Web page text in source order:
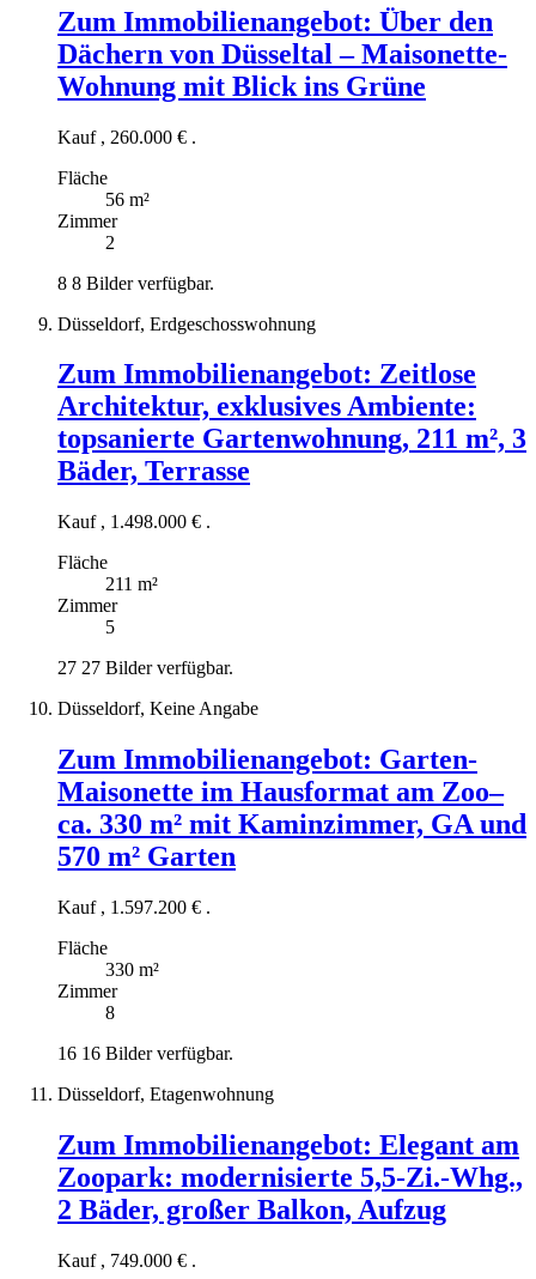
Zum Immobilienangebot: Über den
Dächern von Düsseltal – Maisonette-
Wohnung mit Blick ins Grüne
Kauf , 260.000 € .
Fläche
56 m²
Zimmer
2
8 8 Bilder verfügbar.
Düsseldorf, Erdgeschosswohnung
Zum Immobilienangebot: Zeitlose
Architektur, exklusives Ambiente:
topsanierte Gartenwohnung, 211 m², 3
Bäder, Terrasse
Kauf , 1.498.000 € .
Fläche
211 m²
Zimmer
5
27 27 Bilder verfügbar.
Düsseldorf, Keine Angabe
Zum Immobilienangebot: Garten-
Maisonette im Hausformat am Zoo–
ca. 330 m² mit Kaminzimmer, GA und
570 m² Garten
Kauf , 1.597.200 € .
Fläche
330 m²
Zimmer
8
16 16 Bilder verfügbar.
Düsseldorf, Etagenwohnung
Zum Immobilienangebot: Elegant am
Zoopark: modernisierte 5,5-Zi.-Whg.,
2 Bäder, großer Balkon, Aufzug
Kauf , 749.000 € .